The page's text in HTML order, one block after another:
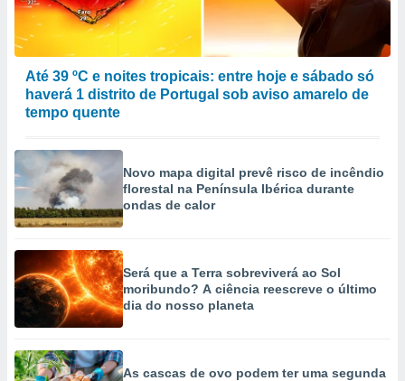
Até 39 ºC e noites tropicais: entre hoje e sábado só
haverá 1 distrito de Portugal sob aviso amarelo de
tempo quente
Novo mapa digital prevê risco de incêndio
florestal na Península Ibérica durante
ondas de calor
Será que a Terra sobreviverá ao Sol
moribundo? A ciência reescreve o último
dia do nosso planeta
As cascas de ovo podem ter uma segunda